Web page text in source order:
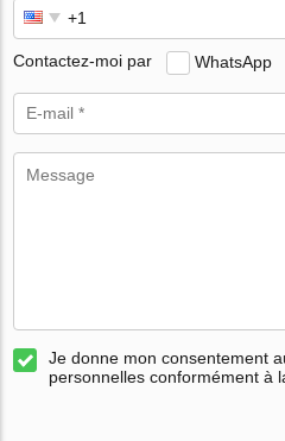
Contactez-moi par WhatsApp
Je donne mon consentement
personnelles conformément à